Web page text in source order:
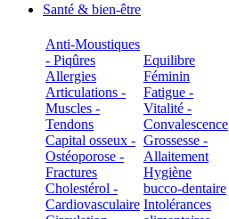
Santé & bien-être
Anti-Moustiques
- Piqûres
Allergies
Articulations -
Muscles -
Tendons
Capital osseux -
Ostéoporose -
Fractures
Cholestérol -
Cardiovasculaire
Equilibre
Féminin
Fatigue -
Vitalité -
Convalescence
Grossesse -
Allaitement
Hygiène
bucco-dentaire
Intolérances